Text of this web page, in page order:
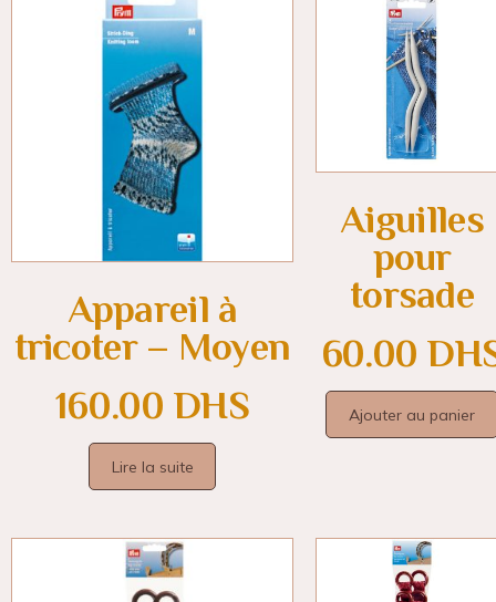
Appareil à
tricoter – Moyen
160.00 DHS
Lire la suite
Aiguilles
pour
torsade
60.00
Ajouter au panier